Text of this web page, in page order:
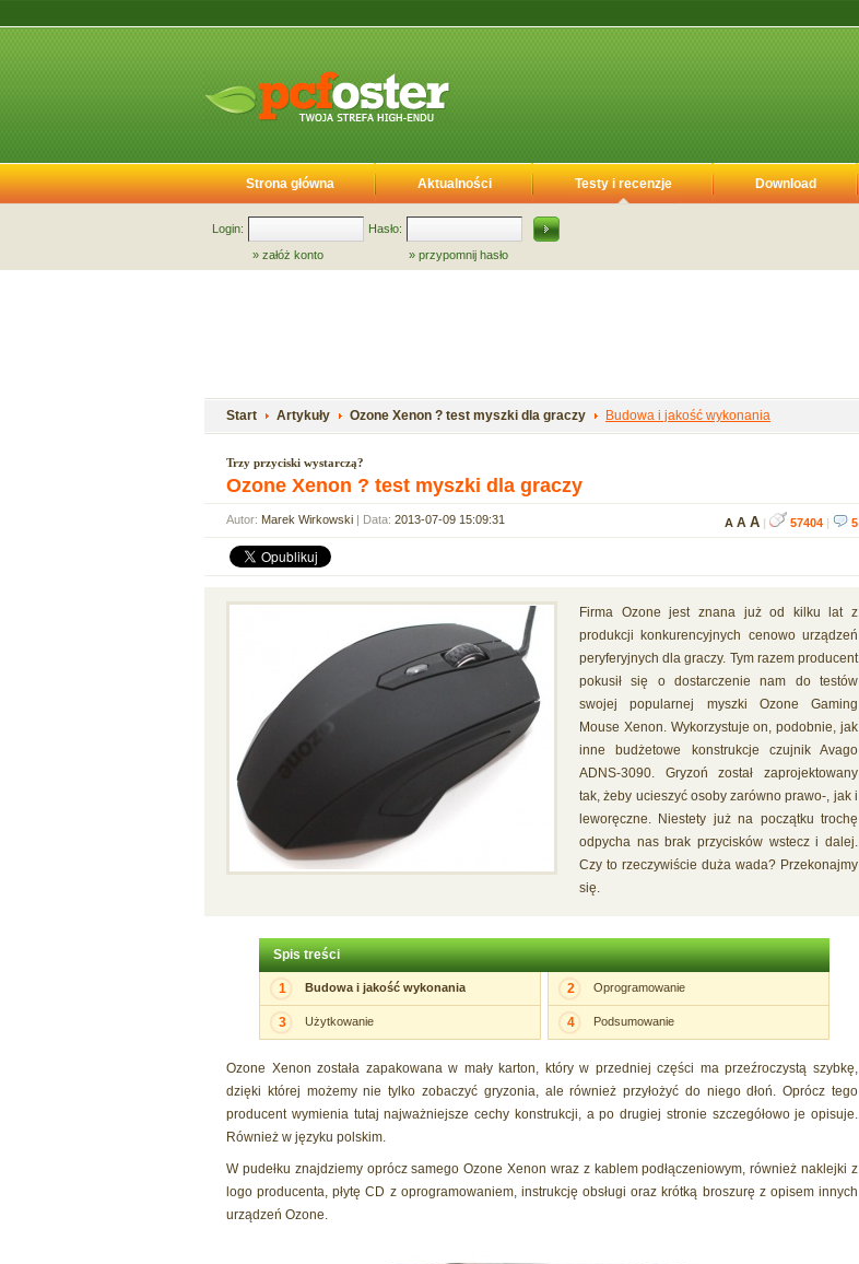
Strona główna Aktualności Testy i recenzje Download
Login:
Hasło:
» załóż konto » przypomnij hasło
Start Artykuły Ozone Xenon ? test myszki dla graczy Budowa i jakość wykonania
Trzy przyciski wystarczą?
Ozone Xenon ? test myszki dla graczy
Autor: Marek Wirkowski | Data: 2013-07-09 15:09:31 A A A | 57404 | 5
Firma Ozone jest znana już od kilku lat z
produkcji konkurencyjnych cenowo urządzeń
peryferyjnych dla graczy. Tym razem producent
pokusił się o dostarczenie nam do testów
swojej popularnej myszki Ozone Gaming
Mouse Xenon. Wykorzystuje on, podobnie, jak
inne budżetowe konstrukcje czujnik Avago
ADNS-3090. Gryzoń został zaprojektowany
tak, żeby ucieszyć osoby zarówno prawo-, jak i
leworęczne. Niestety już na początku trochę
odpycha nas brak przycisków wstecz i dalej.
Czy to rzeczywiście duża wada? Przekonajmy
się.
Spis treści
1 Budowa i jakość wykonania
3 Użytkowanie
2 Oprogramowanie
4 Podsumowanie
Ozone Xenon została zapakowana w mały karton, który w przedniej części ma przeźroczystą szybkę,
dzięki której możemy nie tylko zobaczyć gryzonia, ale również przyłożyć do niego dłoń. Oprócz tego
producent wymienia tutaj najważniejsze cechy konstrukcji, a po drugiej stronie szczegółowo je opisuje.
Również w języku polskim.
W pudełku znajdziemy oprócz samego Ozone Xenon wraz z kablem podłączeniowym, również naklejki z
logo producenta, płytę CD z oprogramowaniem, instrukcję obsługi oraz krótką broszurę z opisem innych
urządzeń Ozone.